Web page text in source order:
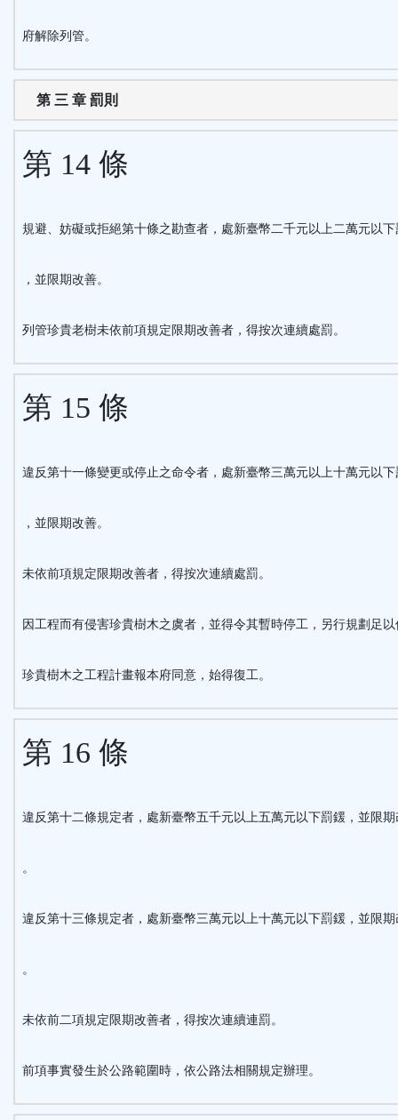
府解除列管。
第 三 章 罰則
第 14 條
規避、妨礙或拒絕第十條之勘查者，處新臺幣二千元以上二萬元以下
，並限期改善。
列管珍貴老樹未依前項規定限期改善者，得按次連續處罰。
第 15 條
違反第十一條變更或停止之命令者，處新臺幣三萬元以上十萬元以下
，並限期改善。
未依前項規定限期改善者，得按次連續處罰。
因工程而有侵害珍貴樹木之虞者，並得令其暫時停工，另行規劃足以
珍貴樹木之工程計畫報本府同意，始得復工。
第 16 條
違反第十二條規定者，處新臺幣五千元以上五萬元以下罰鍰，並限期
。
違反第十三條規定者，處新臺幣三萬元以上十萬元以下罰鍰，並限期
。
未依前二項規定限期改善者，得按次連續連罰。
前項事實發生於公路範圍時，依公路法相關規定辦理。